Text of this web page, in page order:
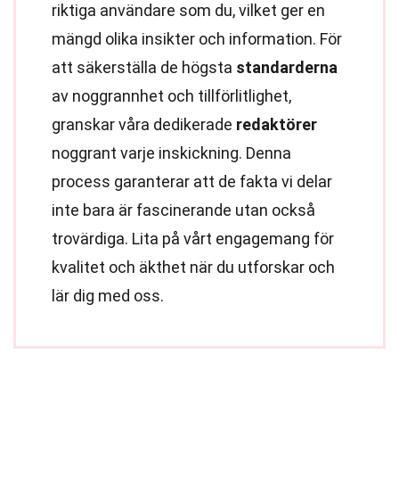
riktiga användare som du, vilket ger en
mängd olika insikter och information. För
att säkerställa de högsta standarderna
av noggrannhet och tillförlitlighet,
granskar våra dedikerade redaktörer
noggrant varje inskickning. Denna
process garanterar att de fakta vi delar
inte bara är fascinerande utan också
trovärdiga. Lita på vårt engagemang för
kvalitet och äkthet när du utforskar och
lär dig med oss.